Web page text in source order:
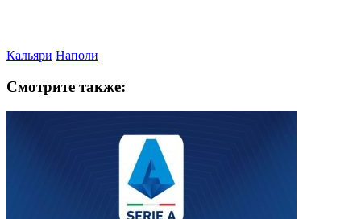
Кальяри Наполи
Смотрите также: